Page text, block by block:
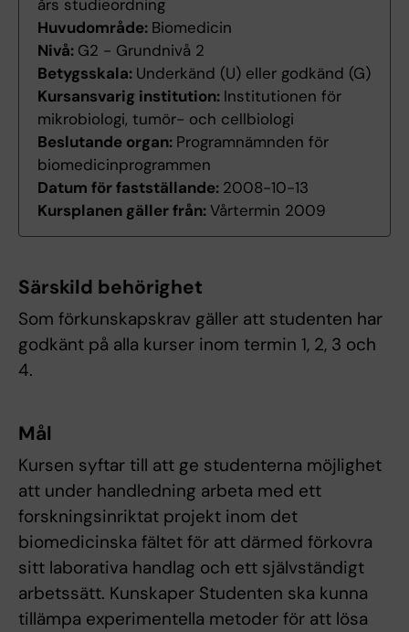
års studieordning
Huvudområde: Biomedicin
Nivå: G2 - Grundnivå 2
Betygsskala: Underkänd (U) eller godkänd (G)
Kursansvarig institution: Institutionen för
mikrobiologi, tumör- och cellbiologi
Beslutande organ: Programnämnden för
biomedicinprogrammen
Datum för fastställande: 2008-10-13
Kursplanen gäller från:Vårtermin 2009
Särskild behörighet
Som förkunskapskrav gäller att studenten har
godkänt på alla kurser inom termin 1, 2, 3 och
4.
Mål
Kursen syftar till att ge studenterna möjlighet
att under handledning arbeta med ett
forskningsinriktat projekt inom det
biomedicinska fältet för att därmed förkovra
sitt laborativa handlag och ett självständigt
arbetssätt. Kunskaper Studenten ska kunna
tillämpa experimentella metoder för att lösa